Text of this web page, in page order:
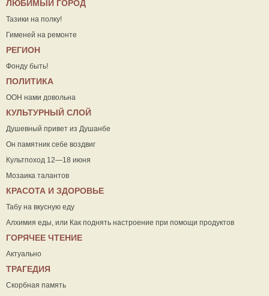
ЛЮБИМЫЙ ГОРОД
Тазики на полку!
Гименей на ремонте
РЕГИОН
Фонду быть!
ПОЛИТИКА
ООН нами довольна
КУЛЬТУРНЫЙ СЛОЙ
Душевный привет из Душанбе
Он памятник себе воздвиг
Культпоход 12—18 июня
Мозаика талантов
КРАСОТА И ЗДОРОВЬЕ
Табу на вкусную еду
Алхимия еды, или Как поднять настроение при помощи продуктов
ГОРЯЧЕЕ ЧТЕНИЕ
Актуально
ТРАГЕДИЯ
Скорбная память